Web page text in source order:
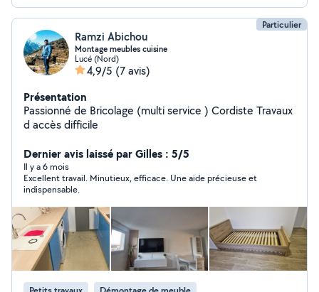
Particulier
Ramzi Abichou
Montage meubles cuisine
Lucé (Nord)
4,9/5 (7 avis)
Présentation
Passionné de Bricolage (multi service ) Cordiste Travaux
d accès difficile
Dernier avis laissé par Gilles : 5/5
Il y a 6 mois
Excellent travail. Minutieux, efficace. Une aide précieuse et
indispensable.